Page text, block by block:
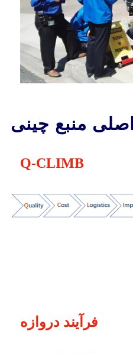
منبع چینی
Q-CLIMB
فرآیند دروازه